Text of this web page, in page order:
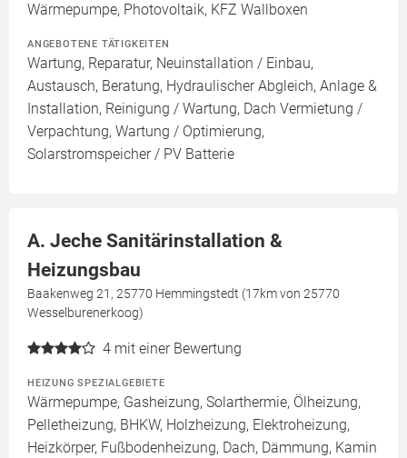
Wärmepumpe, Photovoltaik, KFZ Wallboxen
ANGEBOTENE TÄTIGKEITEN
Wartung, Reparatur, Neuinstallation / Einbau,
Austausch, Beratung, Hydraulischer Abgleich, Anlage &
Installation, Reinigung / Wartung, Dach Vermietung /
Verpachtung, Wartung / Optimierung,
Solarstromspeicher / PV Batterie
A. Jeche Sanitärinstallation &
Heizungsbau
Baakenweg 21, 25770 Hemmingstedt (17km von 25770
Wesselburenerkoog)
4 mit einer Bewertung
HEIZUNG SPEZIALGEBIETE
Wärmepumpe, Gasheizung, Solarthermie, Ölheizung,
Pelletheizung, BHKW, Holzheizung, Elektroheizung,
Heizkörper, Fußbodenheizung, Dach, Dämmung, Kamin